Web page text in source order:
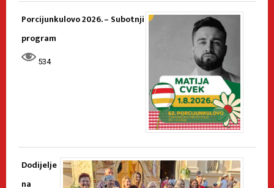
Porcijunkulovo 2026. – Subotnji
program
534
Dodijelje
na